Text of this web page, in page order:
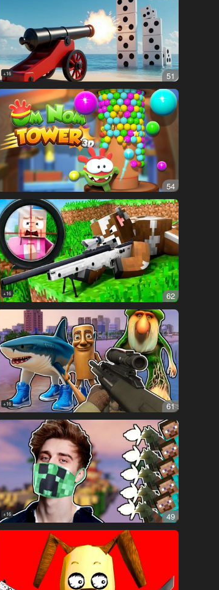
51
16+
54
62
16+
61
16+
49
16+